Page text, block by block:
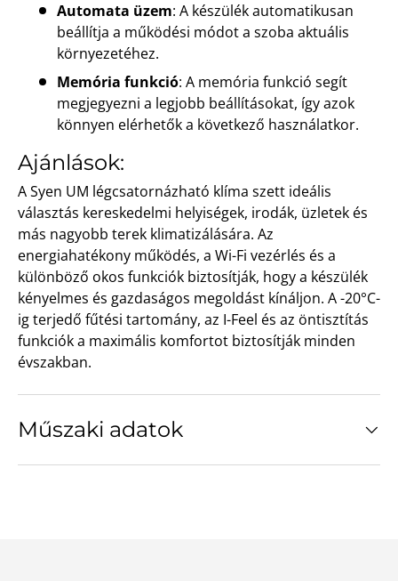
Automata üzem: A készülék automatikusan
beállítja a működési módot a szoba aktuális
környezetéhez.
Memória funkció: A memória funkció segít
megjegyezni a legjobb beállításokat, így azok
könnyen elérhetők a következő használatkor.
Ajánlások:
A Syen UM légcsatornázható klíma szett ideális
választás kereskedelmi helyiségek, irodák, üzletek és
más nagyobb terek klimatizálására. Az
energiahatékony működés, a Wi-Fi vezérlés és a
különböző okos funkciók biztosítják, hogy a készülék
kényelmes és gazdaságos megoldást kínáljon. A -20°C-
ig terjedő fűtési tartomány, az I-Feel és az öntisztítás
funkciók a maximális komfortot biztosítják minden
évszakban.
Műszaki adatok